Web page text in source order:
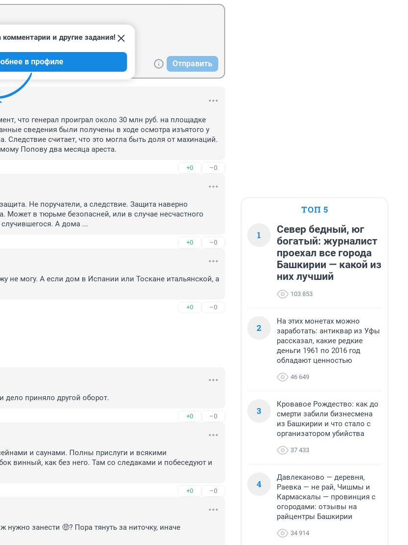
Отправить
и другие задания!
в профиле
что генерал проиграл около 30 млн руб. на площадке
сведения были получены в ходе осмотра изъятого у
Следствие считает, что это могла быть доля от махинаций.
Попову два месяца ареста.
+0 –0
Не поручатели, а следствие. Защита наверно
Может в тюрьме безопасней, или в случае несчастного
А дома ...
+0 –0
не могу. А если дом в Испании или Тоскане итальянской, а
+0 –0
дело приняло другой оборот.
+0 –0
и саунами. Полны прислуги и всякими
винный, как без него. Там со следаками и побеседуют и
+0 –0
нужно занести 🤑? Пора тянуть за ниточку, иначе
ТОП 5
1
Север бедный, юг
богатый: журналист
проехал все города
Башкирии — какой из
них лучший
103 853
2
На этих монетах можно
заработать: антиквар из Уфы
рассказал, какие редкие
деньги 1961 по 2016 год
обладают ценностью
46 649
3
Кровавое Рождество: как до
смерти забили бизнесмена
из Башкирии и что стало с
организатором убийства
37 433
4
Давлеканово — деревня,
Раевка — не рай, Чишмы и
Кармаскалы — провинция с
огородами: отзывы на
райцентры Башкирии
34 914